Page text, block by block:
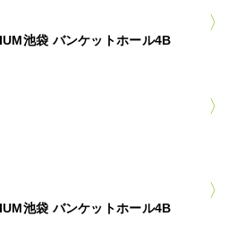
池袋 バンケットホール4B
池袋 バンケットホール4B